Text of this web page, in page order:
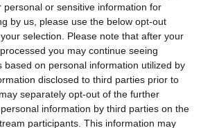
personal or sensitive information for
by us, please use the below opt-out
selection. Please note that after your
you may continue seeing
based on personal information utilized by
disclosed to third parties prior to
separately opt-out of the further
information by third parties on the
participants. This information may
az eső a Duna vízgyűjtőjére
fogtak el a 600 milliós
ügyében
az első magyar arany, a nyíltvízi úszó
nyerte a kieséses versenyt
top cikkek: